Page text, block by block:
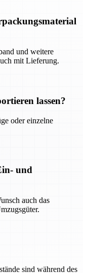
und weitere
mit Lieferung.
lassen?
oder einzelne
und
auch das
sind während des